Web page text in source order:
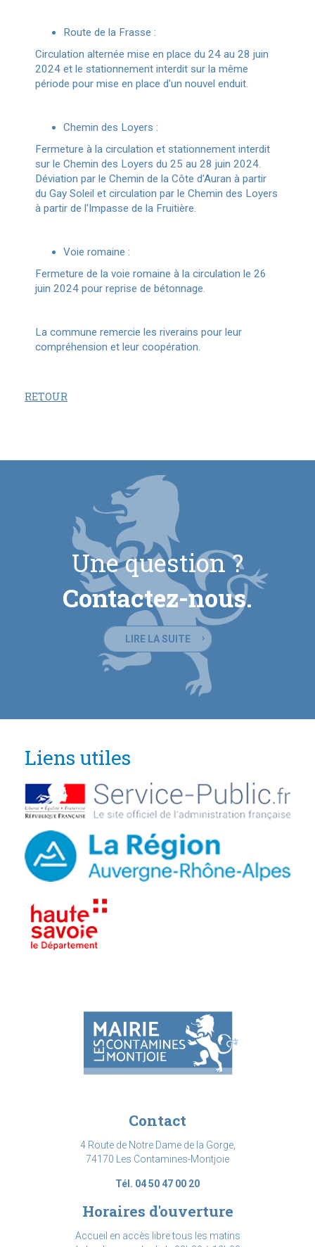
Route de la Frasse :
Circulation alternée mise en place du 24 au 28 juin
2024 et le stationnement interdit sur la même
période pour mise en place d'un nouvel enduit.
Chemin des Loyers :
Fermeture à la circulation et stationnement interdit
sur le Chemin des Loyers du 25 au 28 juin 2024.
Déviation par le Chemin de la Côte d'Auran à partir
du Gay Soleil et circulation par le Chemin des Loyers
à partir de l'Impasse de la Fruitière.
Voie romaine :
Fermeture de la voie romaine à la circulation le 26
juin 2024 pour reprise de bétonnage.
La commune remercie les riverains pour leur
compréhension et leur coopération.
RETOUR
Une question ?
Contactez-nous.
LIRE LA SUITE
Liens utiles
Contact
4 Route de Notre Dame de la Gorge,
74170 Les Contamines-Montjoie
Tél. 04 50 47 00 20
Horaires d'ouverture
Accueil en accès libre tous les matins